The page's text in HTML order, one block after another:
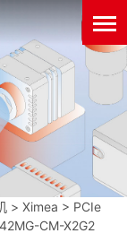
>Ximea > PCIe
CM-X2G2